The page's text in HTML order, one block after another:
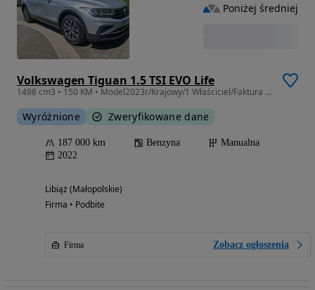
Volkswagen Tiguan 1.5 TSI EVO Life
1498 cm3 • 150 KM • Model2023r/Krajowy/1 Właściciel/Faktura VAT-23%
Wyróżnione Zweryfikowane dane
187 000 km Benzyna
Manualna
2022
Libiąż (Małopolskie)
Firma • Podbite
Firma Zobacz ogłoszenia
Poniżej średniej